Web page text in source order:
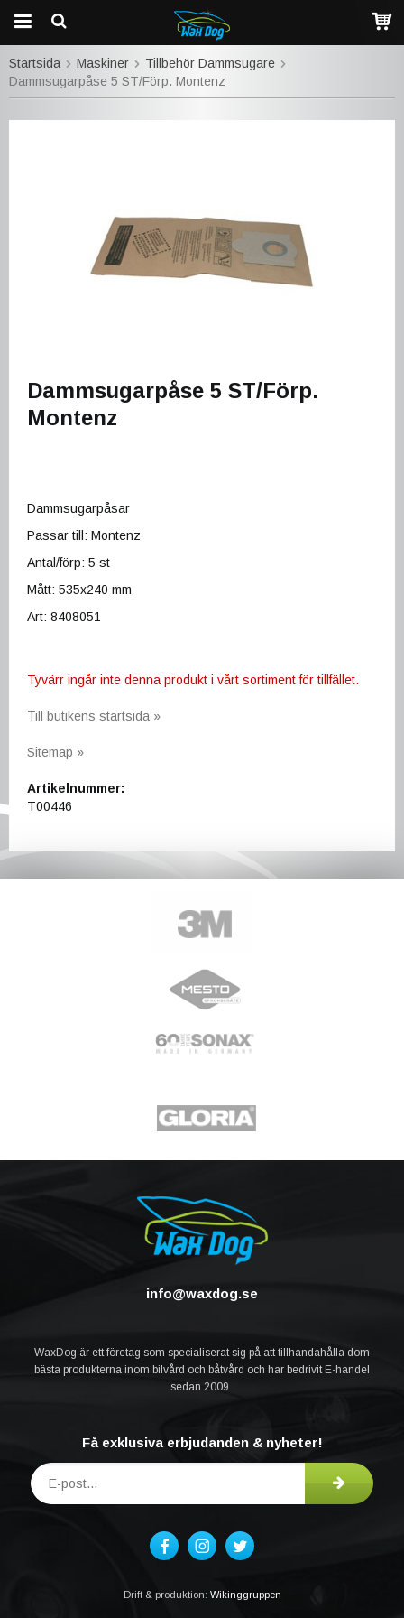
Startsida Maskiner
Tillbehör Dammsugare
Dammsugarpåse 5 ST/Förp. Montenz
Dammsugarpåse 5 ST/Förp.
Montenz
Dammsugarpåsar
Passar till: Montenz
Antal/förp: 5 st
Mått: 535x240 mm
Art: 8408051
Tyvärr ingår inte denna produkt i vårt sortiment för tillfället.
Till butikens startsida »
Sitemap »
Artikelnummer:
T00446
info@waxdog.se
WaxDog är ett företag som specialiserat sig på att tillhandahålla dom
bästa produkterna inom bilvård och båtvård och har bedrivit E-handel
sedan 2009.
Få exklusiva erbjudanden & nyheter!
Drift & produktion: Wikinggruppen